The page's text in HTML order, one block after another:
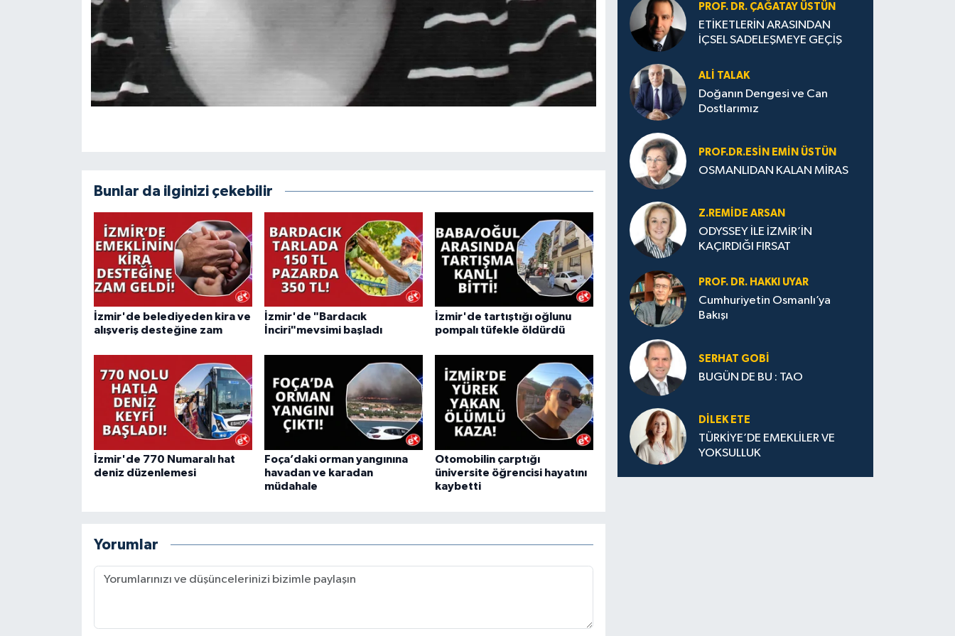
Bunlar da ilginizi çekebilir
İzmir'de belediyeden kira ve
alışveriş desteğine zam
İzmir'de "Bardacık
İnciri"mevsimi başladı
İzmir'de tartıştığı oğlunu
pompalı tüfekle öldürdü
İzmir'de 770 Numaralı hat
deniz düzenlemesi
Foça’daki orman yangınına
havadan ve karadan
müdahale
Otomobilin çarptığı
üniversite öğrencisi hayatını
kaybetti
Yorumlar
PROF. DR. ÇAĞATAY ÜSTÜN
ETİKETLERİN ARASINDAN
İÇSEL SADELEŞMEYE GEÇİŞ
ALI TALAK
Doğanın Dengesi ve Can
Dostlarımız
PROF.DR.ESIN EMIN ÜSTÜN
OSMANLIDAN KALAN MİRAS
Z.REMIDE ARSAN
ODYSSEY İLE İZMİR’İN
KAÇIRDIĞI FIRSAT
PROF. DR. HAKKI UYAR
Cumhuriyetin Osmanlı’ya
Bakışı
SERHAT GOBİ
BUGÜN DE BU : TAO
DILEK ETE
TÜRKİYE’DE EMEKLİLER VE
YOKSULLUK